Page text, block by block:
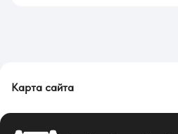
Карта сайта